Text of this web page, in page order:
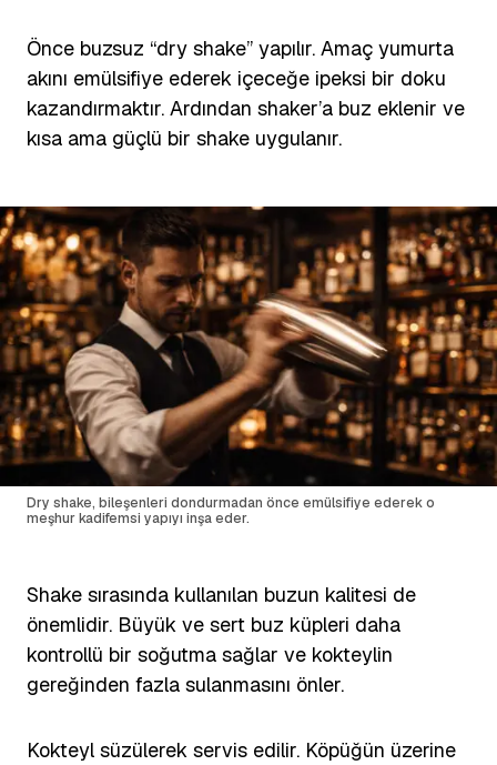
Önce buzsuz “dry shake” yapılır. Amaç yumurta
akını emülsifiye ederek içeceğe ipeksi bir doku
kazandırmaktır. Ardından shaker’a buz eklenir ve
kısa ama güçlü bir shake uygulanır.
Dry shake, bileşenleri dondurmadan önce emülsifiye ederek o
meşhur kadifemsi yapıyı inşa eder.
Shake sırasında kullanılan buzun kalitesi de
önemlidir. Büyük ve sert buz küpleri daha
kontrollü bir soğutma sağlar ve kokteylin
gereğinden fazla sulanmasını önler.
Kokteyl süzülerek servis edilir. Köpüğün üzerine